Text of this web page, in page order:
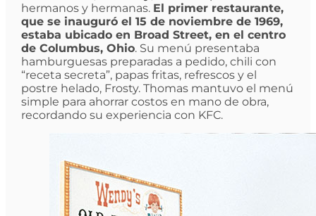
hermanos y hermanas. El primer restaurante,
que se inauguró el 15 de noviembre de 1969,
estaba ubicado en Broad Street, en el centro
de Columbus, Ohio. Su menú presentaba
hamburguesas preparadas a pedido, chili con
“receta secreta”, papas fritas, refrescos y el
postre helado, Frosty. Thomas mantuvo el menú
simple para ahorrar costos en mano de obra,
recordando su experiencia con KFC.